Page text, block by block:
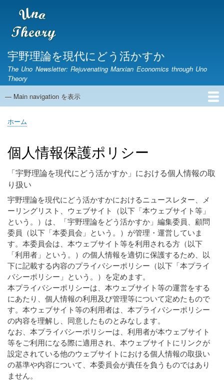
ン
テ
ン
移
宇野理論を現代にどう活かすか
The Uno Newsletter: Rejuvenating Marxian Economics through Uno
Theory
Main
— Main navigation を表示
ホーム
ニュースレター
宇野弘蔵没後30年研究集会
第1期ニュースレター
English Page
パ
く
ず
ホーム
個人情報保護ポリシー
「宇野理論を現代にどう活かすか」における個人情報の取
り扱い
宇野理論を現代にどう活かすかにおけるニュースレター、メ
ーリングリスト、ウェブサイト（以下「本ウェブサイト等」
という。）は、「宇野理論をどう活かすか」編集委員、顧問
委員（以下「本委員会」という。）が管理・運営していま
す。本委員会は、本ウェブサイト等を利用される方（以下
「利用者」という。）の個人情報を適切に保護するため、以
下に記載する内容のプライバシーポリシー（以下「本プライ
バシーポリシー」という。）を定めます。
本プライバシーポリシーは、本ウェブサイト等の運営をする
にあたり、個人情報の利用及び管理等について定めたもので
す。本ウェブサイト等の利用者は、本プライバシーポリシー
の内容を理解し、同意したものとみなします。
なお、本プライバシーポリシーは、利用者が本ウェブサイト
等をご利用になる際に適用され、本ウェブサイトにリンクが
設定されている他のウェブサイトにおける個人情報の取扱い
の基準や内容について、本委員会が責任を負うものではあり
ません。